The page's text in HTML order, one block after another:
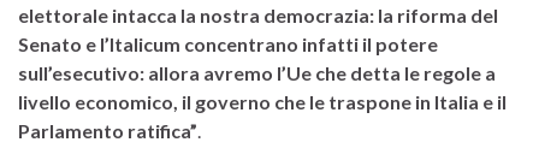
elettorale intacca la nostra democrazia: la riforma del
Senato e l’Italicum concentrano infatti il potere
sull’esecutivo: allora avremo l’Ue che detta le regole a
livello economico, il governo che le traspone in Italia e il
Parlamento ratifica”.